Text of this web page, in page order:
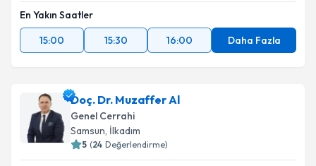
En Yakın Saatler
15:00
15:30 16:00 Daha Fazla
Doç. Dr. Muzaffer Al
Genel Cerrahi
Samsun, İlkadım
5 (24 Değerlendirme)